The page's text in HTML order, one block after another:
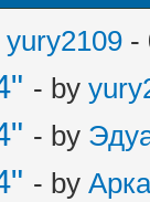
yury2109 -
- by
- by
- by